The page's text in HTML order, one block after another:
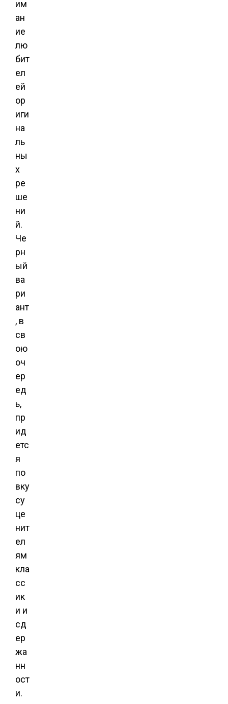
им
ан
ие
лю
бит
ел
ей
ор
иги
на
ль
ны
х
ре
ше
ни
й.
Че
рн
ый
ва
ри
ант
, в
св
ою
оч
ер
ед
ь,
пр
ид
етс
я
по
вку
су
це
нит
ел
ям
кла
сс
ик
и и
сд
ер
жа
нн
ост
и.